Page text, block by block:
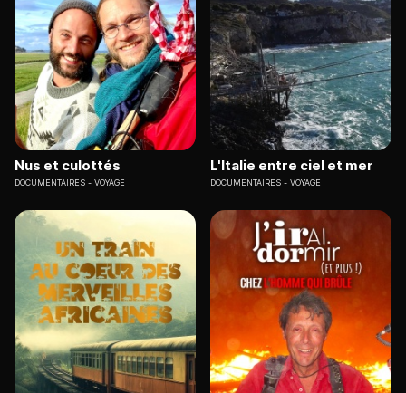
Nus et culottés
DOCUMENTAIRES VOYAGE
L'Italie entre ciel et mer
DOCUMENTAIRES VOYAGE